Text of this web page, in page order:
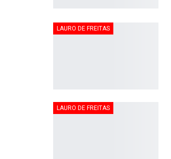
LAURO DE FREITAS
LAURO DE FREITAS